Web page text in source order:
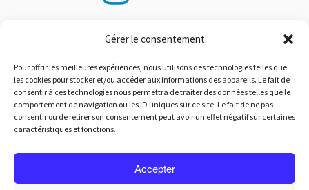
Gérer le consentement
Pour offrir les meilleures expériences, nous utilisons des technologies telles que
les cookies pour stocker et/ou accéder aux informations des appareils. Le fait de
consentir à ces technologies nous permettra de traiter des données telles que le
comportement de navigation ou les ID uniques sur ce site. Le fait de ne pas
consentir ou de retirer son consentement peut avoir un effet négatif sur certaines
caractéristiques et fonctions.
Accepter
Sur Youtube
Sur le blog de l'école